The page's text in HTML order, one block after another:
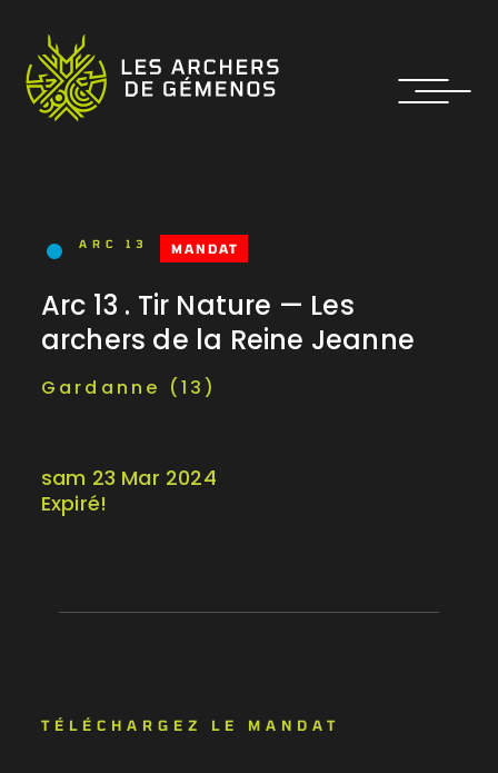
ARC 13 MANDAT
sam 23 Mar 2024
Expiré!
Arc 13 . Tir Nature — Les
archers de la Reine Jeanne
Gardanne (13)
TÉLÉCHARGEZ LE MANDAT